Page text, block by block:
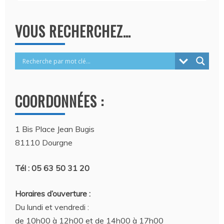
VOUS RECHERCHEZ…
COORDONNÉES :
1 Bis Place Jean Bugis
81110 Dourgne
Tél : 05 63 50 31 20
Horaires d’ouverture :
Du lundi et vendredi :
de 10h00 à 12h00 et de 14h00 à 17h00